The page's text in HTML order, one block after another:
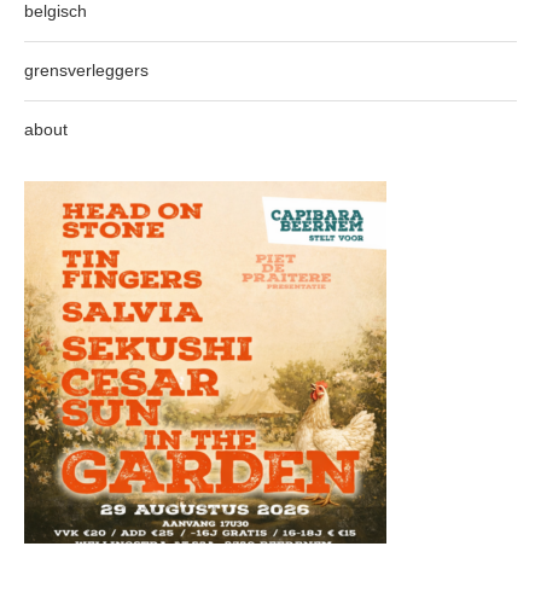
belgisch
grensverleggers
about